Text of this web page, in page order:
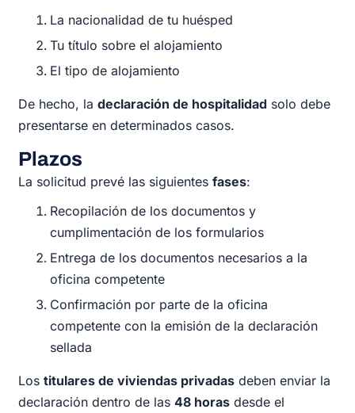
La nacionalidad de tu huésped
Tu título sobre el alojamiento
El tipo de alojamiento
De hecho, ladeclaración de hospitalidad solo debe
presentarse en determinados casos.
Plazos
La solicitud prevé las siguientesfases:
Recopilación de los documentos y
cumplimentación de los formularios
Entrega de los documentos necesarios a la
oficina competente
Confirmación por parte de la oficina
competente con la emisión de la declaración
sellada
Lostitulares de viviendas privadas deben enviar la
declaración dentro de las48 horas desde el